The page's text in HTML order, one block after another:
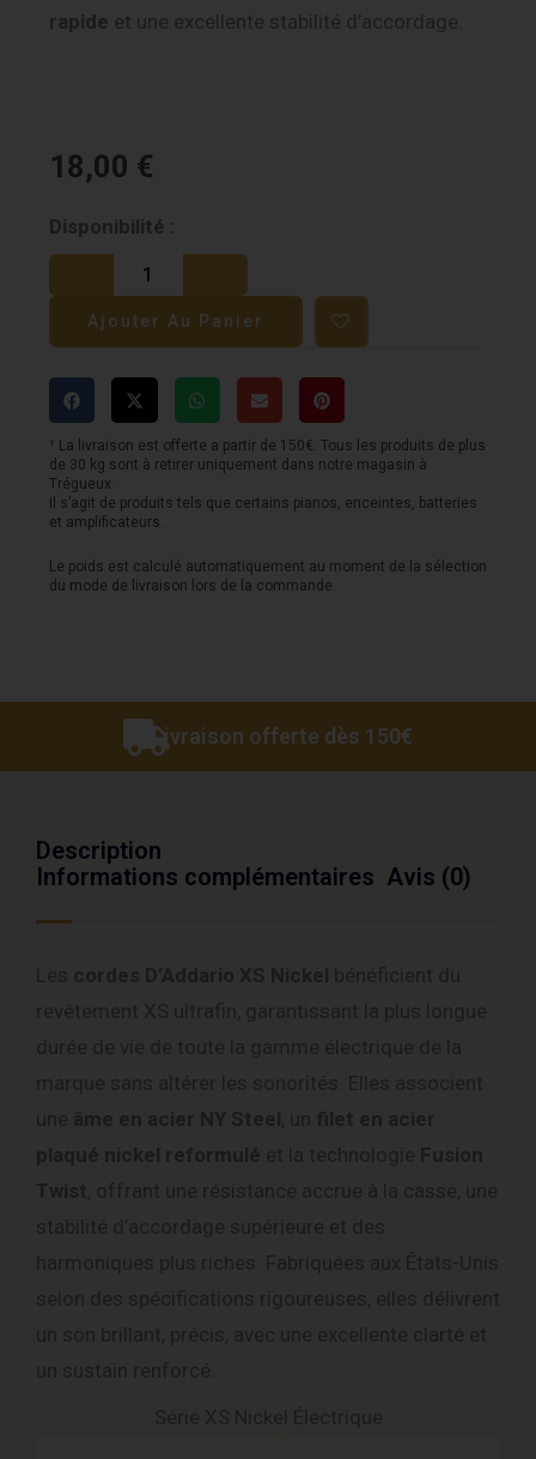
rapide et une excellente stabilité d’accordage.
18,00 €
Disponibilité :
quantité
de
D'Addario
XS
10-
46
Ajouter Au Panier
¹ La livraison est offerte a partir de 150€. Tous les produits de plus
de 30 kg sont à retirer uniquement dans notre magasin à
Trégueux.
Il s’agit de produits tels que certains pianos, enceintes, batteries
et amplificateurs.
Le poids est calculé automatiquement au moment de la sélection
du mode de livraison lors de la commande.
Livraison offerte dès 150€
Description
Informations complémentaires Avis (0)